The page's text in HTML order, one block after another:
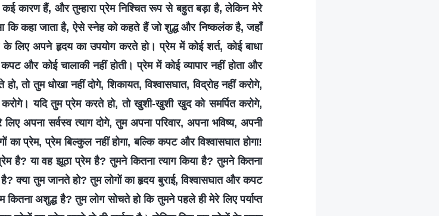
कई कारण हैं, और तुम्हारा प्रेम निश्चित रूप से बहुत बड़ा है, लेकिन मेरे
कि कहा जाता है, ऐसे स्नेह को कहते हैं जो शुद्ध और निष्कलंक है, जहाँ
अपने हृदय का उपयोग करते हो। प्रेम में कोई शर्त, कोई बाधा
और कोई चालाकी नहीं होती। प्रेम में कोई व्यापार नहीं होता और
तो तुम धोखा नहीं दोगे, शिकायत, विश्वासघात, विद्रोह नहीं करोगे,
यदि तुम प्रेम करते हो, तो खुशी-खुशी खुद को समर्पित करोगे,
अपना सर्वस्व त्याग दोगे, तुम अपना परिवार, अपना भविष्य, अपनी
का प्रेम, प्रेम बिल्कुल नहीं होगा, बल्कि कपट और विश्वासघात होगा!
है? या वह झूठा प्रेम है? तुमने कितना त्याग किया है? तुमने कितना
क्या तुम जानते हो? तुम लोगों का हृदय बुराई, विश्वासघात और कपट
अशुद्ध है? तुम लोग सोचते हो कि तुमने पहले ही मेरे लिए पर्याप्त